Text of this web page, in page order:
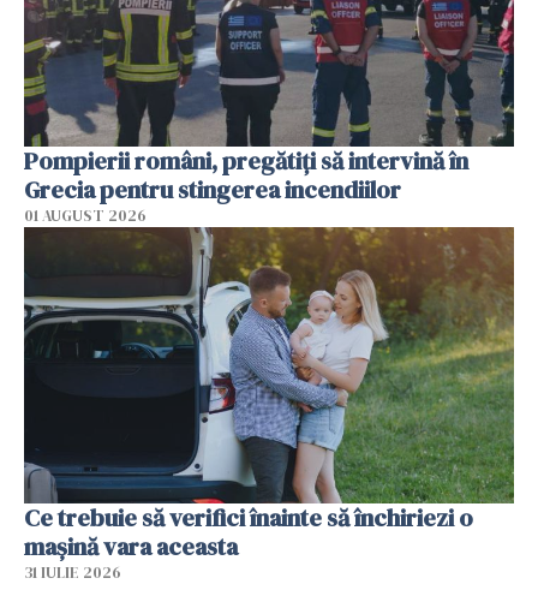
Pompierii români, pregătiţi să intervină în
Grecia pentru stingerea incendiilor
01 AUGUST 2026
Ce trebuie să verifici înainte să închiriezi o
mașină vara aceasta
31 IULIE 2026